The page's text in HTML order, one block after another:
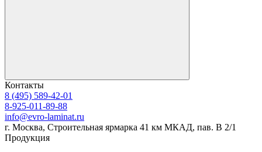
Контакты
8 (495) 589-42-01
8-925-011-89-88
info@evro-laminat.ru
г. Москва, Строительная ярмарка 41 км МКАД, пав. В 2/1
Продукция